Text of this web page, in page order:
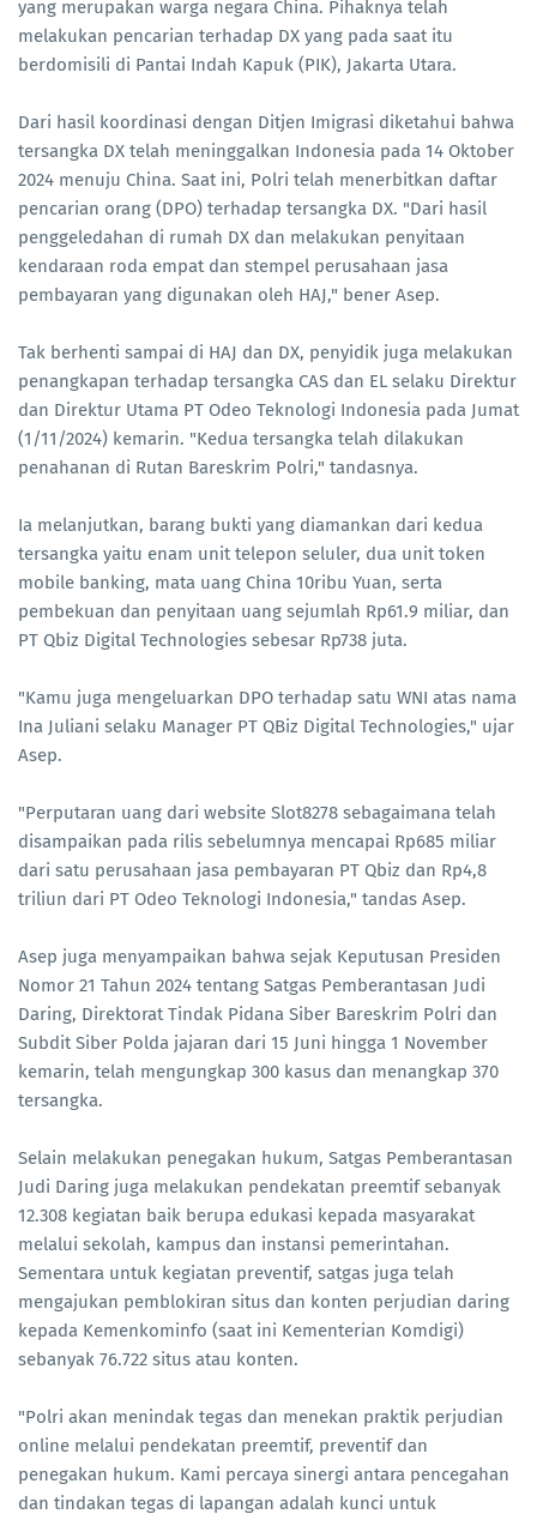
yang merupakan warga negara China. Pihaknya telah
melakukan pencarian terhadap DX yang pada saat itu
berdomisili di Pantai Indah Kapuk (PIK), Jakarta Utara.
Dari hasil koordinasi dengan Ditjen Imigrasi diketahui bahwa
tersangka DX telah meninggalkan Indonesia pada 14 Oktober
2024 menuju China. Saat ini, Polri telah menerbitkan daftar
pencarian orang (DPO) terhadap tersangka DX. "Dari hasil
penggeledahan di rumah DX dan melakukan penyitaan
kendaraan roda empat dan stempel perusahaan jasa
pembayaran yang digunakan oleh HAJ," bener Asep.
Tak berhenti sampai di HAJ dan DX, penyidik juga melakukan
penangkapan terhadap tersangka CAS dan EL selaku Direktur
dan Direktur Utama PT Odeo Teknologi Indonesia pada Jumat
(1/11/2024) kemarin. "Kedua tersangka telah dilakukan
penahanan di Rutan Bareskrim Polri," tandasnya.
Ia melanjutkan, barang bukti yang diamankan dari kedua
tersangka yaitu enam unit telepon seluler, dua unit token
mobile banking, mata uang China 10ribu Yuan, serta
pembekuan dan penyitaan uang sejumlah Rp61.9 miliar, dan
PT Qbiz Digital Technologies sebesar Rp738 juta.
"Kamu juga mengeluarkan DPO terhadap satu WNI atas nama
Ina Juliani selaku Manager PT QBiz Digital Technologies," ujar
Asep.
"Perputaran uang dari website Slot8278 sebagaimana telah
disampaikan pada rilis sebelumnya mencapai Rp685 miliar
dari satu perusahaan jasa pembayaran PT Qbiz dan Rp4,8
triliun dari PT Odeo Teknologi Indonesia," tandas Asep.
Asep juga menyampaikan bahwa sejak Keputusan Presiden
Nomor 21 Tahun 2024 tentang Satgas Pemberantasan Judi
Daring, Direktorat Tindak Pidana Siber Bareskrim Polri dan
Subdit Siber Polda jajaran dari 15 Juni hingga 1 November
kemarin, telah mengungkap 300 kasus dan menangkap 370
tersangka.
Selain melakukan penegakan hukum, Satgas Pemberantasan
Judi Daring juga melakukan pendekatan preemtif sebanyak
12.308 kegiatan baik berupa edukasi kepada masyarakat
melalui sekolah, kampus dan instansi pemerintahan.
Sementara untuk kegiatan preventif, satgas juga telah
mengajukan pemblokiran situs dan konten perjudian daring
kepada Kemenkominfo (saat ini Kementerian Komdigi)
sebanyak 76.722 situs atau konten.
"Polri akan menindak tegas dan menekan praktik perjudian
online melalui pendekatan preemtif, preventif dan
penegakan hukum. Kami percaya sinergi antara pencegahan
dan tindakan tegas di lapangan adalah kunci untuk